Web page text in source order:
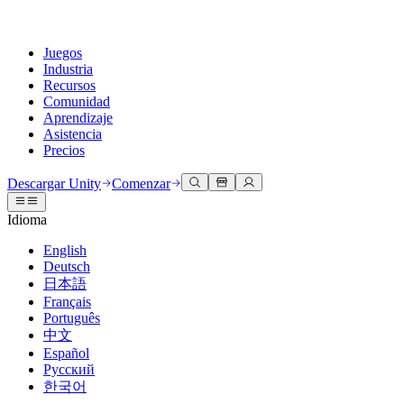
Juegos
Industria
Recursos
Comunidad
Aprendizaje
Asistencia
Precios
Motor de Unity
Crea juegos 2D y 3D para cualquier plataforma
Colaboración
Colabora e itera rápidamente con tu equipo
Descargar Unity
Planes y precios
Implementar
Multiplataforma
Colaboración 3D
Construye y revisa proyectos 3D en tiempo real
Capacitación envolvente
Capacitación en entornos envolventes
Experiencias del cliente
Crea experiencias interactivas en 3D
Industrias
Fabricación
Documentación
Herramientas para desarrolladores
Versiones de lanzamiento y rastreador de problemas
Hoja de ruta
Revisar características próximas
Glosario
Discusiones
Eventos
Eventos globales y locales
Historias de la comunidad
Hecho con Unity
Presentando a los creadores de Unity
Unity Learn
Domina las habilidades de Unity de forma gratuita
Capacitación profesional
Mejora tu equipo con entrenadores de Unity
¿No tienes experiencia con Unity?
Primeros pasos
Pon en marcha tu aprendizaje
Rutas esenciales de Unity
Obtener ayuda
Ayudándote a tener éxito con Unity
Planes de éxito
Alcanza tus metas más rápido con soporte experto
PREGUNTAS FRECUENTES
Respuestas a preguntas comunes
Contáctanos
Conéctate con nuestro equipo
Descargar Unity Comenzar
Idioma
English
Deutsch
日本語
Français
Português
中文
Español
Русский
한국어